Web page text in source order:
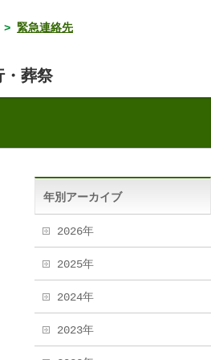
> 緊急連絡先
・葬祭
年別アーカイブ
2026年
2025年
2024年
2023年